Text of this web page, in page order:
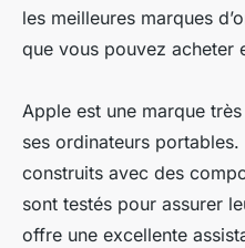
les meilleures marques
que vous pouvez acheter
Apple est une marque
ses ordinateurs
construits avec des
sont testés pour assurer
offre une excellente